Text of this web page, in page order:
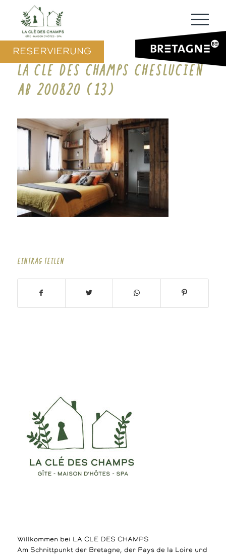
RESERVIERUNG
LA CLE DES CHAMPS CHESLUCIEN
AB 200820 (13)
EINTRAG TEILEN
Willkommen bei LA CLE DES CHAMPS
Am Schnittpunkt der Bretagne, der Pays de la Loire und